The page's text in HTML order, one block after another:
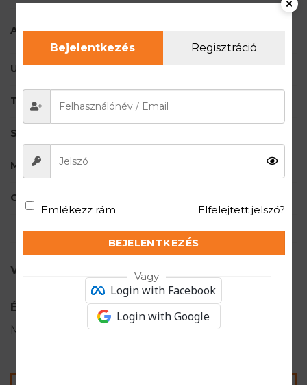
ANYAGÖSSZETÉTEL
UJJ HOSSZ
TECHNOLÓGIA Air Jet,
SÚLY
MÁRKA
CIKKSZÁM
VÉLEMÉNYEK (0)
Értékelések
Még nincsenek értékelések.
Bejelentkezés Regisztráció
Emlékezz rám Elfelejtett jelszó?
BEJELENTKEZÉS
Vagy
Login with Facebook
Login with Google